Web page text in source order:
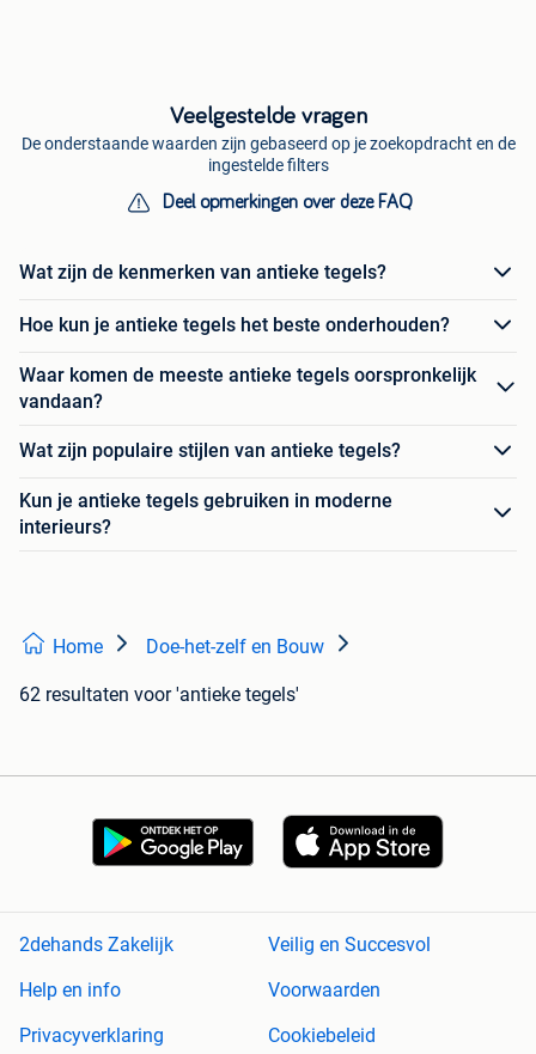
Veelgestelde vragen
De onderstaande waarden zijn gebaseerd op je zoekopdracht en de
ingestelde filters
Deel opmerkingen over deze FAQ
Wat zijn de kenmerken van antieke tegels?
Hoe kun je antieke tegels het beste onderhouden?
Waar komen de meeste antieke tegels oorspronkelijk
vandaan?
Wat zijn populaire stijlen van antieke tegels?
Kun je antieke tegels gebruiken in moderne
interieurs?
Home Doe-het-zelf en Bouw
62 resultaten voor 'antieke tegels'
2dehands Zakelijk
Veilig en Succesvol
Help en info
Voorwaarden
Privacyverklaring
Cookiebeleid